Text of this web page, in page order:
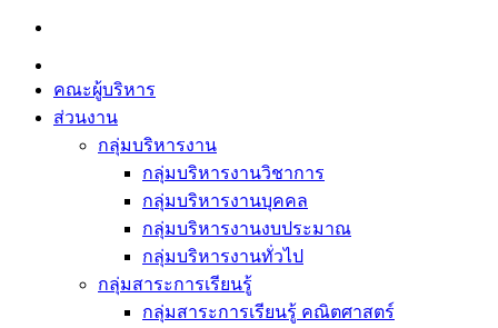
Skip
content
คณะผู้บริหาร
ส่วนงาน
กลุ่มบริหารงาน
กลุ่มบริหารงานวิชาการ
กลุ่มบริหารงานบุคคล
กลุ่มบริหารงานงบประมาณ
กลุ่มบริหารงานทั่วไป
กลุ่มสาระการเรียนรู้
กลุ่มสาระการเรียนรู้ คณิตศาสตร์